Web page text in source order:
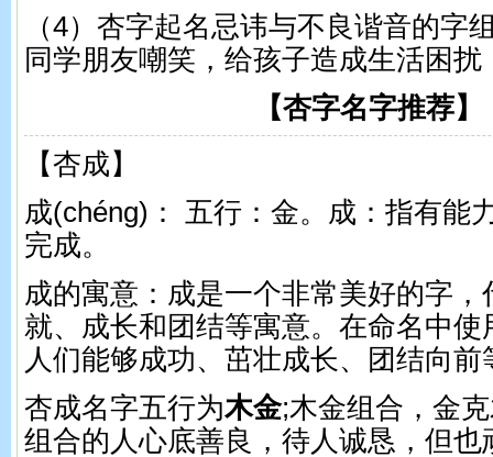
（4）杏字起名忌讳与不良谐音的字
同学朋友嘲笑，给孩子造成生活困扰
【杏字名字推荐】
【杏成】
成(chénɡ)： 五行：金。 成：指有能
完成。
成的寓意：成是一个非常美好的字，
就、成长和团结等寓意。在命名中
人们能够成功、茁壮成长、团结向前
杏成名字五行为木金;木金组合，金
组合的人心底善良，待人诚恳，但也